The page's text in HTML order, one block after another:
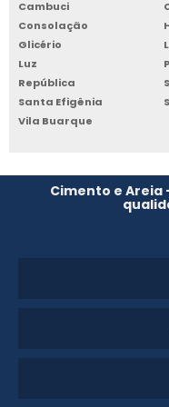
CONCRETO ENSACADO
CONCRETO PRONTO
Cambuci
Consolação
Glicério
Luz
República
Santa Efigênia
Vila Buarque
Cimento e